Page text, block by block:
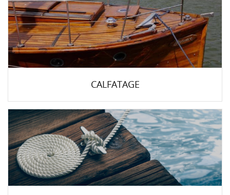
CALFATAGE